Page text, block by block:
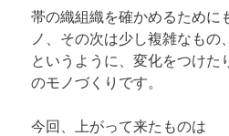
帯の織組織を確かめるために
ノ、その次は少し複雑なもの
というように、変化をつけた
のモノづくりです。
今回、上がって来たものは